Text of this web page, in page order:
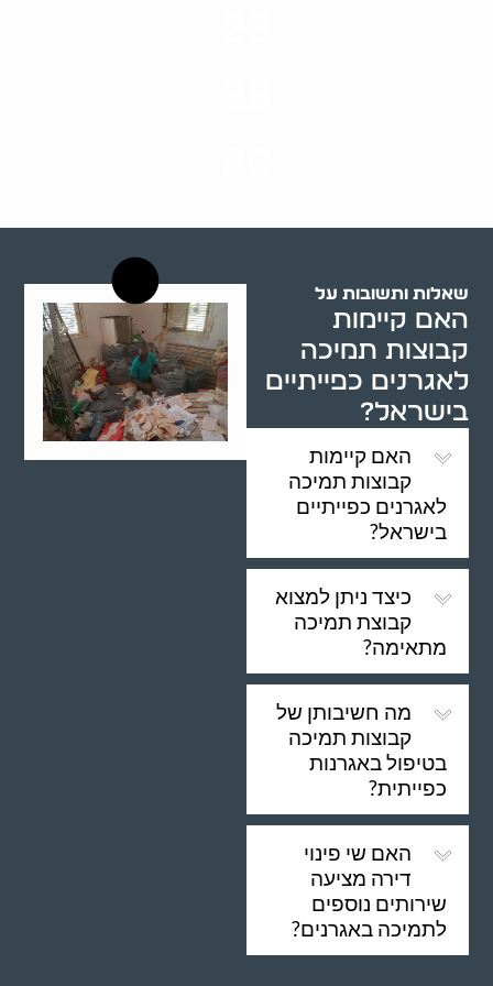
שאלות ותשובות על
האם קיימות
קבוצות תמיכה
לאגרנים כפייתיים
בישראל?
האם קיימות
קבוצות תמיכה
לאגרנים כפייתיים
בישראל?
כיצד ניתן למצוא
קבוצת תמיכה
מתאימה?
מה חשיבותן של
קבוצות תמיכה
בטיפול באגרנות
כפייתית?
האם שי פינוי
דירה מציעה
שירותים נוספים
לתמיכה באגרנים?